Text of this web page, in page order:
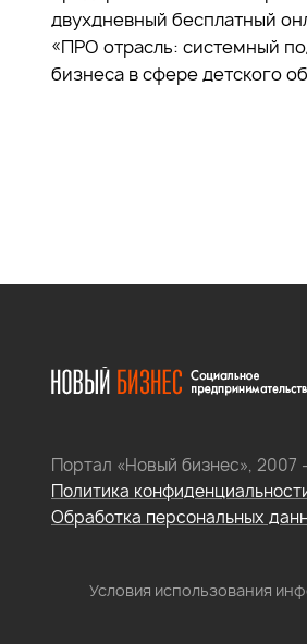
двухдневный бесплатный
«ПРО отрасль: системный
бизнеса в сфере детского
Портал «Новый бизнес», 2007
Политика
Обработка персональных
Условия использования